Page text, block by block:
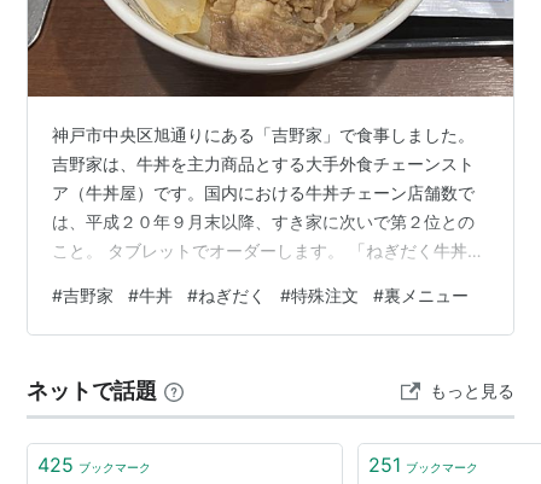
神戸市中央区旭通りにある「吉野家」で食事しました。
吉野家は、牛丼を主力商品とする大手外食チェーンスト
ア（牛丼屋）です。国内における牛丼チェーン店舗数で
は、平成２０年９月末以降、すき家に次いで第２位との
こと。 タブレットでオーダーします。 「ねぎだく牛丼
ダ」 「みそ汁」 「玉ねぎ」（増量分） ねぎだく（玉ね
ぎ増量）は、通常牛丼の４倍の玉ねぎを使用し、牛肉と
店（東京都中央区築地／現在閉店）限定の特殊注文（裏
メニュー）だった復活メニューです。 復活メニューを美
味しく頂きました。 ごちそうさまでし…
#吉野家 #牛丼 #ねぎだく #特殊注文 #裏メニュー
ネットで話題 もっと見る
425 ブックマーク 251 ブックマーク